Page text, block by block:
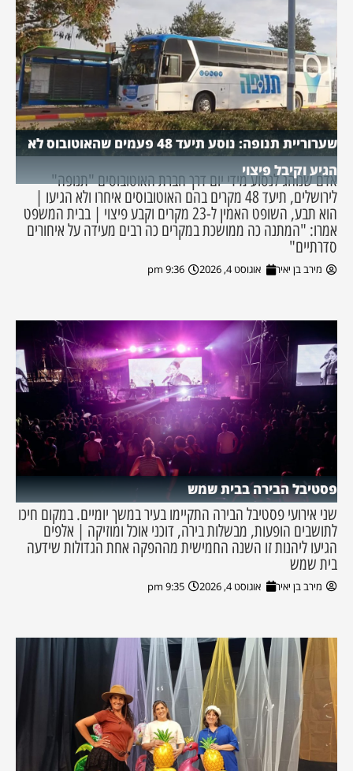
שערוריית תנופה: נוסע תיעד 48 פעמים שהאוטובוס לא
הגיע וקיבל פיצוי
אדם שנוהג לנסוע מידי יום דרך חברת האוטובוסים "תנופה"
לירושלים, תיעד 48 מקרים בהם האוטובוסים איחרו ולא הגיעו |
הוא תבע, השופט האמין ל-23 מקרים וקבע פיצוי | בבית המשפט
אמרו: "המתנה כה ממושכת במקרים כה רבים מעידה על איחורים
סדרתיים"
מירב בן יאיר אוגוסט 4, 2026 9:36 pm
פסטיבל הבירה בבית שמש
שני אירועי פסטיבל הבירה התקיימו בעיר במשך יומיים. במקום חיכו
לתושבים הופעות, מבשלות בירה, דוכני אוכל ומוזיקה | אלפים
הגיעו ליהנות זו השנה החמישית מההפקה אחת הגדולות שידעה
בית שמש
מירב בן יאיר אוגוסט 4, 2026 9:35 pm